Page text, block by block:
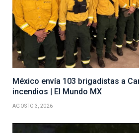
México envía 103 brigadistas a
incendios | El Mundo MX
AGOSTO 3, 2026